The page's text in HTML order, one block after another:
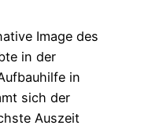
Image des
in der
in
sich der
Auszeit